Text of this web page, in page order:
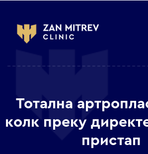
Тотална
колк преку
пристап